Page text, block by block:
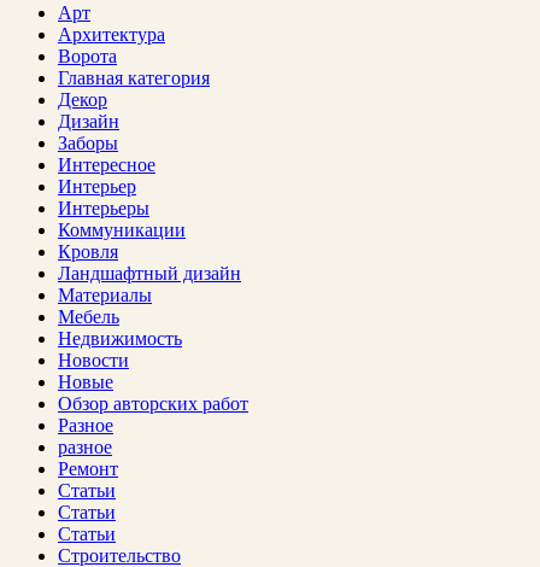
Арт
Архитектура
Ворота
Главная категория
Декор
Дизайн
Заборы
Интересное
Интерьер
Интерьеры
Коммуникации
Кровля
Ландшафтный дизайн
Материалы
Мебель
Недвижимость
Новости
Новые
Обзор авторских работ
Разное
разное
Ремонт
Статьи
Статьи
Статьи
Строительство